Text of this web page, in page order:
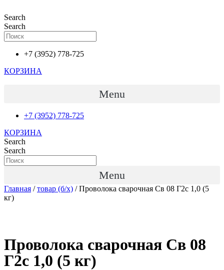
к
содержимому
Search
Search
+7 (3952) 778-725
КОРЗИНА
Menu
+7 (3952) 778-725
КОРЗИНА
Search
Search
Menu
Главная /товар (б/х) / Проволока сварочная Св 08 Г2с 1,0 (5
кг)
Проволока сварочная Св 08
Г2с 1,0 (5 кг)